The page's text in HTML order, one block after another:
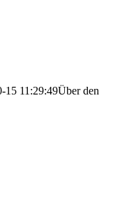
15 11:29:49Über den